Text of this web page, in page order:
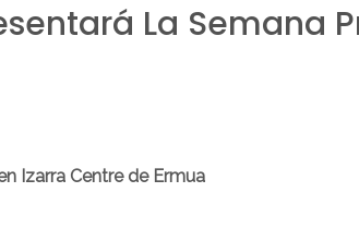
La Semana
Izarra Centre de Ermua